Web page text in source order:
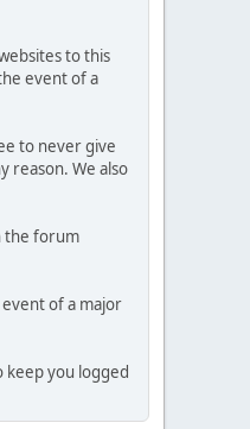
to this
event of a
to never give
reason. We also
the forum
of a major
keep you logged